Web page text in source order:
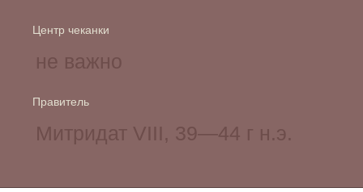
Центр чеканки
Правитель